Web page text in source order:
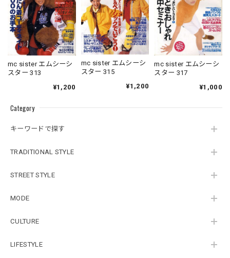
Category
キーワードで探す
TRADITIONAL STYLE
STREET STYLE
MODE
CULTURE
LIFESTYLE
mc sister エムシーシ
スター 313
¥1,200
mc sister エムシーシ
スター 315
¥1,200
mc sister エムシーシ
スター 317
¥1,000